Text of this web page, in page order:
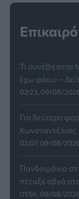
Τι συνέβη στην
έχω φάει» –
02:23, 09/08/
Για δεύτερη
Κωνσταντέλιας
02:07, 09/08/
Πανδαιμόνιο
πέταξε αβγά
01:56, 09/08/